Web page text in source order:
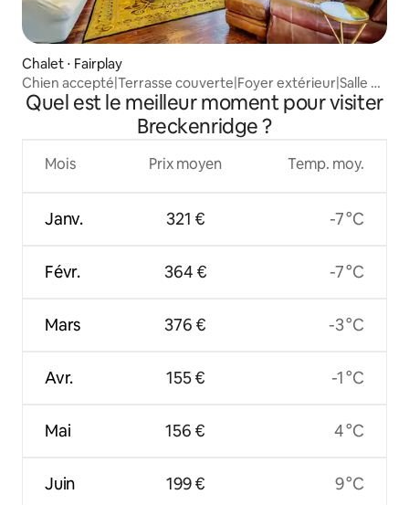
Chalet ⋅ Fairplay
Chien accepté|Terrasse couverte|Foyer extérieur|Salle de
jeux|Faune
Quel est le meilleur moment pour visiter
Breckenridge ?
Mois
Janv.
Févr.
Mars
Avr.
Mai
Juin
Prix moyen
321 €
364 €
376 €
155 €
156 €
199 €
Temp. moy.
-7 °C
-7 °C
-3 °C
-1 °C
4 °C
9 °C